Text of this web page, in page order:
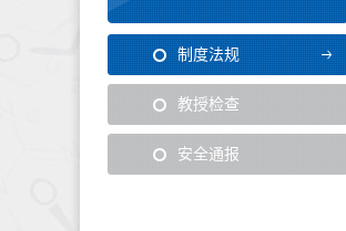
制度法规
教授检查
安全通报